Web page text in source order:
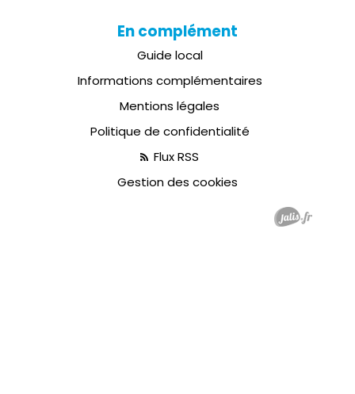
En complément
Guide local
Informations complémentaires
Mentions légales
Politique de confidentialité
Flux RSS
Gestion des cookies